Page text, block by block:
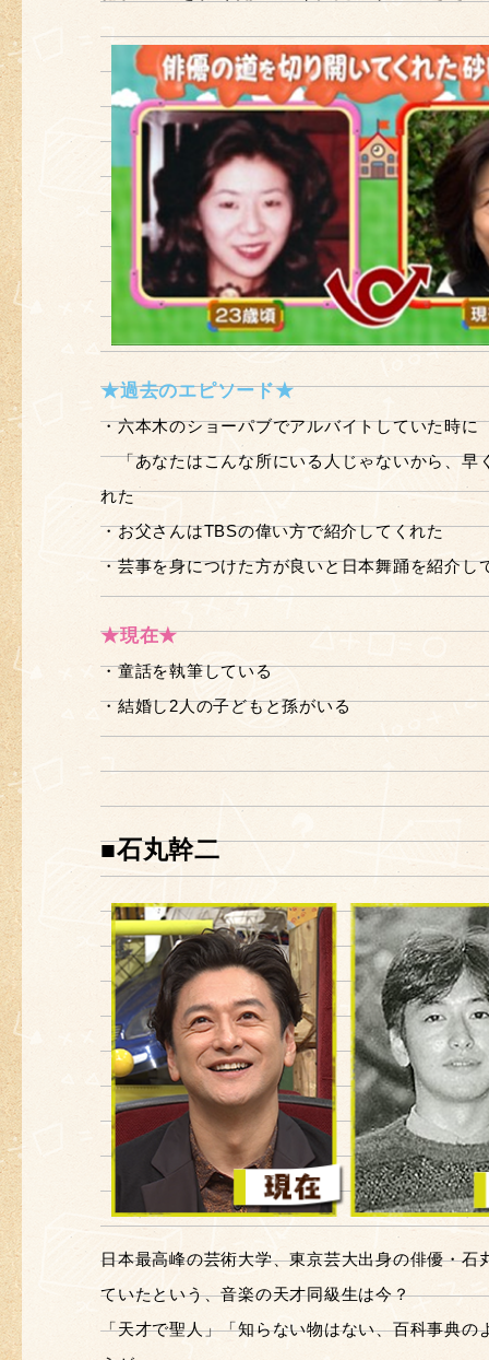
★過去のエピソード★
・六本木のショーパブでアルバイトしていた時に
「あなたはこんな所にいる人じゃないから、早
れた
・お父さんはTBSの偉い方で紹介してくれた
・芸事を身につけた方が良いと日本舞踊を紹介し
★現在★
・童話を執筆している
・結婚し2人の子どもと孫がいる
■石丸幹二
日本最高峰の芸術大学、東京芸大出身の俳優・石
ていたという、音楽の天才同級生は今？
「天才で聖人」「知らない物はない、百科事典の